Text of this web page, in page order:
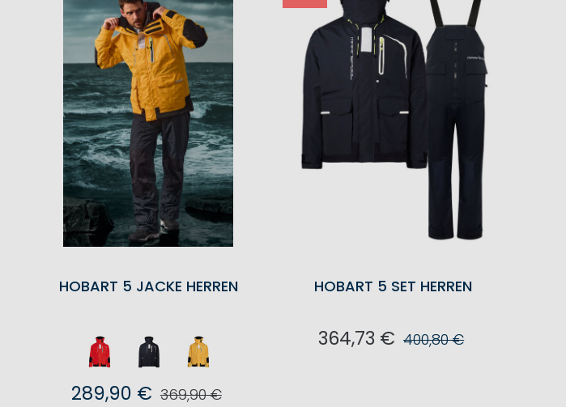
HOBART 5 JACKE HERREN
289,90 € 369,90 €
HOBART 5 SET HERREN
364,73 € 400,80 €